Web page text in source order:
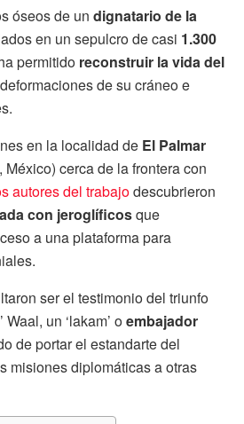
óseos de un dignatario de la
en un sepulcro de casi 1.300
permitido reconstruir la vida del
de su cráneo e
en la localidad de El Palmar
cerca de la frontera con
autores del trabajodescubrieron
con jeroglíficosque
a una plataforma para
ser el testimonio del triunfo
un ‘lakam’ oembajador
de portar el estandarte del
misiones diplomáticas a otras